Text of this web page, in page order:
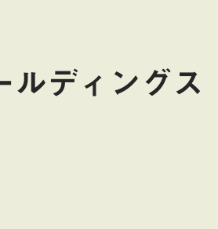
ルディング